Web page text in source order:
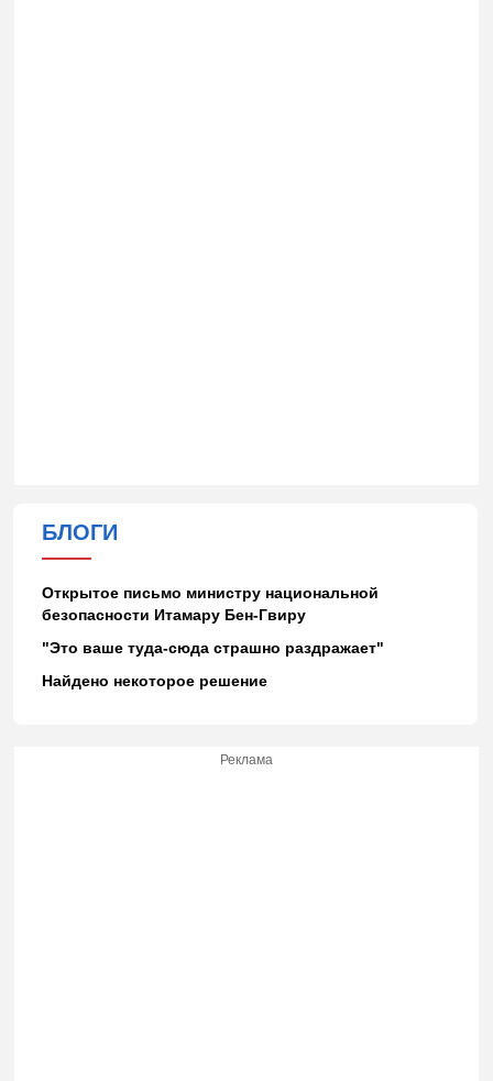
БЛОГИ
Открытое письмо министру национальной
безопасности Итамару Бен-Гвиру
"Это ваше туда-сюда страшно раздражает"
Найдено некоторое решение
Реклама